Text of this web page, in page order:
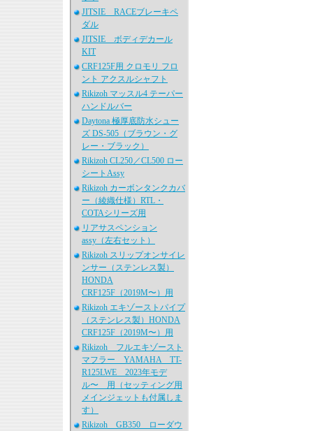
JITSIE RACEブレーキペ
ダル
JITSIE ボディデカール
KIT
CRF125F用 クロモリ フロ
ント アクスルシャフト
Rikizoh マッスル4 テーパー
ハンドルバー
Daytona 極厚底防水シュー
ズ DS-505（ブラウン・グ
レー・ブラック）
Rikizoh CL250／CL500 ロー
シートAssy
Rikizoh カーボンタンクカバ
ー（綾織仕様）RTL・
COTAシリーズ用
リアサスペンション
assy（左右セット）
Rikizoh スリップオンサイレ
ンサー（ステンレス製）
HONDA
CRF125F（2019M〜）用
Rikizoh エキゾーストパイプ
（ステンレス製）HONDA
CRF125F（2019M〜）用
Rikizoh フルエキゾースト
マフラー YAMAHA TT-
R125LWE 2023年モデ
ル〜 用（セッティング用
メインジェットも付属しま
す）
Rikizoh GB350 ローダウ